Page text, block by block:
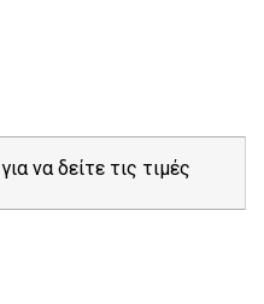
για να δείτε τις τιμές